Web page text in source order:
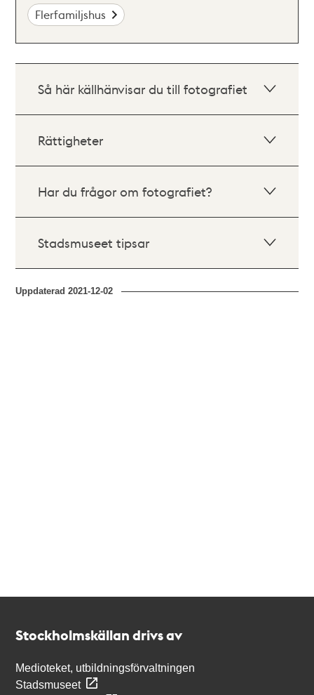
Flerfamiljshus
Så här källhänvisar du till fotografiet
Rättigheter
Har du frågor om fotografiet?
Stadsmuseet tipsar
Uppdaterad2021-12-02
Stockholmskällan drivs av
Medioteket, utbildningsförvaltningen
Stadsmuseet